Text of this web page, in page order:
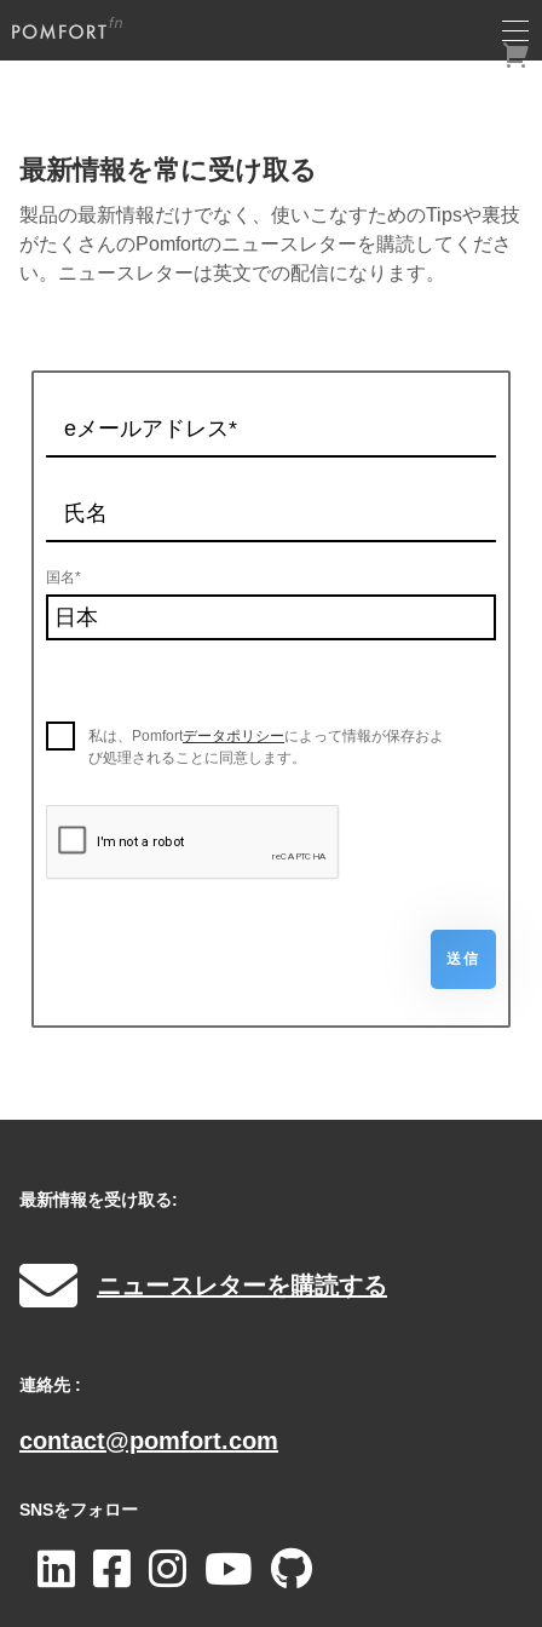
最新情報を常に受け取る
製品の最新情報だけでなく、使いこなすためのTipsや裏技
がたくさんのPomfortのニュースレターを購読してくださ
い。ニュースレターは英文での配信になります。
eメールアドレス*
氏名
国名*
私は、Pomfortデータポリシーによって情報が保存およ
び処理されることに同意します。
送信
最新情報を受け取る:
ニュースレターを購読する
連絡先 :
contact@pomfort.com
SNSをフォロー